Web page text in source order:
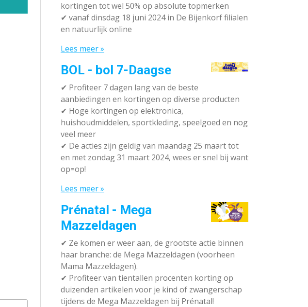
kortingen tot wel 50% op absolute topmerken
✔ vanaf dinsdag 18 juni 2024 in De Bijenkorf filialen
en natuurlijk online
Lees meer »
BOL - bol 7-Daagse
✔ Profiteer 7 dagen lang van de beste
aanbiedingen en kortingen op diverse producten
✔ Hoge kortingen op elektronica,
huishoudmiddelen, sportkleding, speelgoed en nog
veel meer
✔ De acties zijn geldig van maandag 25 maart tot
en met zondag 31 maart 2024, wees er snel bij want
op=op!
Lees meer »
Prénatal - Mega
Mazzeldagen
✔ Ze komen er weer aan, de grootste actie binnen
haar branche: de Mega Mazzeldagen (voorheen
Mama Mazzeldagen).
✔ Profiteer van tientallen procenten korting op
duizenden artikelen voor je kind of zwangerschap
tijdens de Mega Mazzeldagen bij Prénatal!